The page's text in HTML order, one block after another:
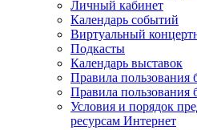
Личный кабинет
Календарь событий
Виртуальный
Подкасты
Календарь выставок
Правила пользования
Правила пользования
Условия и порядок
ресурсам Интернет